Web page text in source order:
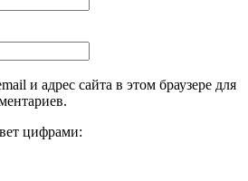
и адрес сайта в этом браузере для
цифрами: